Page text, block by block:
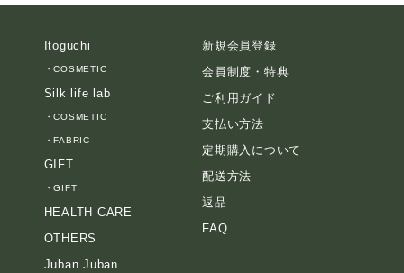
Itoguchi
・COSMETIC
Silk life lab
・COSMETIC
・FABRIC
GIFT
・GIFT
HEALTH CARE
OTHERS
Juban Juban
新規会員登録
会員制度・特典
ご利用ガイド
支払い方法
定期購入について
配送方法
返品
FAQ